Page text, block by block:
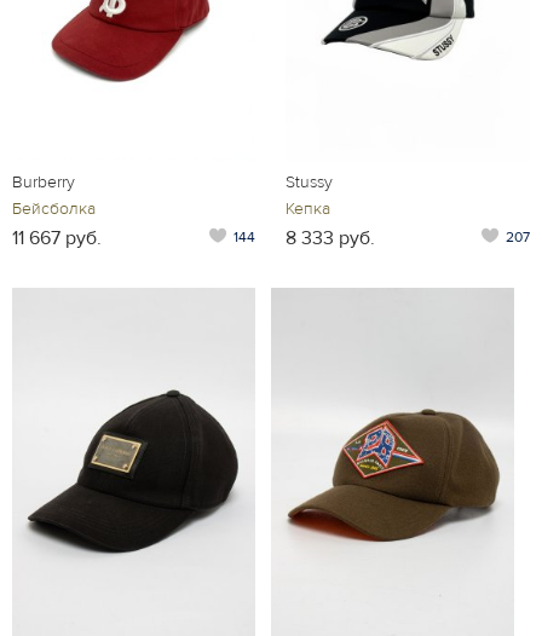
Burberry
Бейсболка
11 667 руб. 144
Stussy
Кепка
8 333 руб. 207